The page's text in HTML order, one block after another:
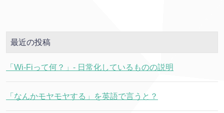
最近の投稿
「Wi-Fiって何？」- 日常化しているものの説明
「なんかモヤモヤする」を英語で言うと？